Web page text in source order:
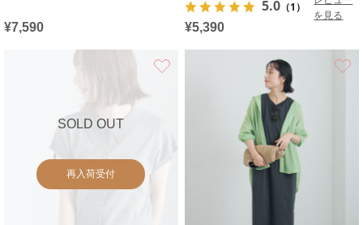
¥7,590
5.0 （1）
を見る
¥5,390
SOLD OUT
再入荷受付